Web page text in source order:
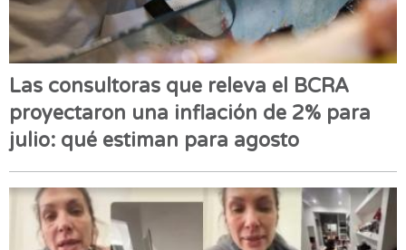
Las consultoras que releva el BCRA
proyectaron una inflación de 2% para
julio: qué estiman para agosto